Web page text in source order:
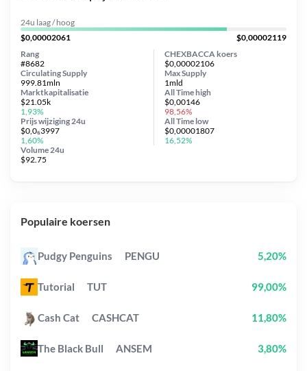
24u laag / hoog
$0,00002061
$0,00002119
CHEXBACCA koers
$0,00002106
Circulating Supply
999.81mln
Prijs wijziging 24u
$0,0₆3997
1,60%
Max Supply
1mld
Marktkapitalisatie
$21.05k
1,93%
Volume 24u
$92.75
Rang
#8682
All Timehigh
$0,00146
98,56%
All Time low
$0,00001807
16,52%
Populaire koersen
Pudgy Penguins PENGU 5,20%
Tutorial TUT 99,00%
Cash Cat CASHCAT 11,80%
The Black Bull ANSEM 3,80%